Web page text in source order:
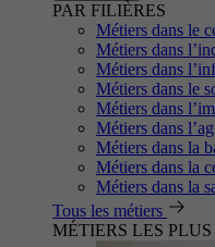
PAR FILIÈRES
Métiers dans le
Métiers dans
Métiers dans
Métiers dans le
Métiers dans
Métiers dans
Métiers dans la
Métiers dans la
Métiers dans la
Tous les métiers
MÉTIERS LES